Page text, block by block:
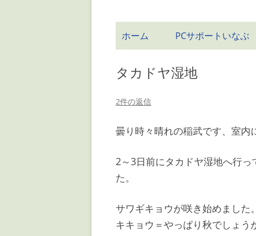
ホーム PCサポートいなぶ
タカドヤ湿地
2件の返信
曇り時々晴れの稲武です、室内
2～3日前にタカドヤ湿地へ行
た。
サワギキョウが咲き始めました。
キキョウ＝やっぱり秋でしょう